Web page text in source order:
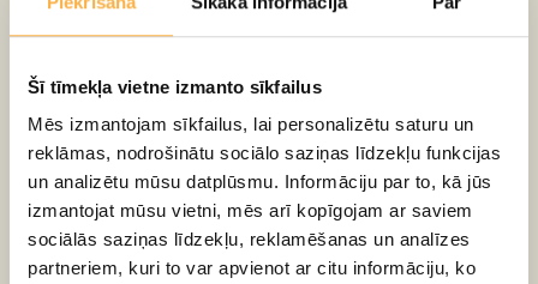
Šī tīmekļa vietne izmanto sīkfailus
Mēs izmantojam sīkfailus, lai personalizētu saturu un
reklāmas, nodrošinātu sociālo saziņas līdzekļu funkcijas
un analizētu mūsu datplūsmu. Informāciju par to, kā jūs
izmantojat mūsu vietni, mēs arī kopīgojam ar saviem
sociālās saziņas līdzekļu, reklamēšanas un analīzes
partneriem, kuri to var apvienot ar citu informāciju, ko
“Smalkās kaites”- nezūdošas cilvēku vājības jaunā
izrādē